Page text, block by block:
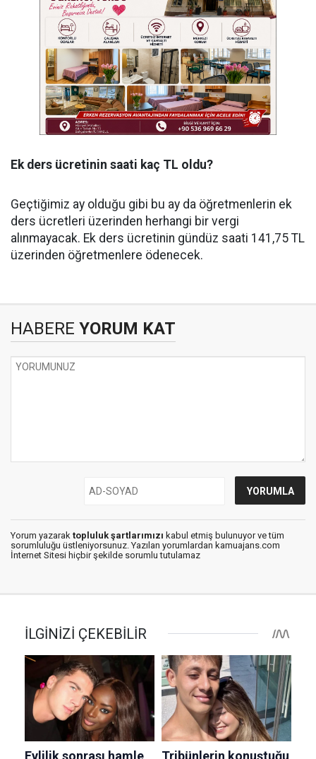
Ek ders ücretinin saati kaç TL oldu?
Geçtiğimiz ay olduğu gibi bu ay da öğretmenlerin ek
ders ücretleri üzerinden herhangi bir vergi
alınmayacak. Ek ders ücretinin gündüz saati 141,75 TL
üzerinden öğretmenlere ödenecek.
HABERE YORUM KAT
Yorum yazarak topluluk şartlarımızı kabul etmiş bulunuyor ve tüm
sorumluluğu üstleniyorsunuz. Yazılan yorumlardan kamuajans.com
İnternet Sitesi hiçbir şekilde sorumlu tutulamaz